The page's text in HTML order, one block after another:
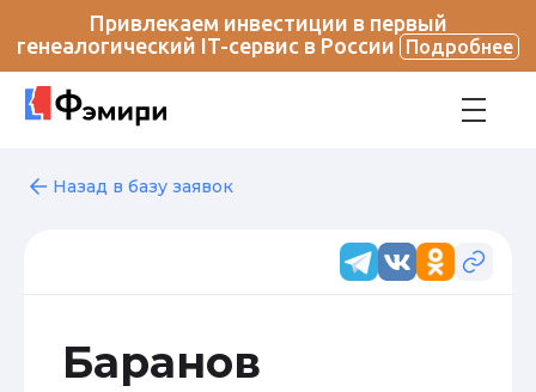
Привлекаем инвестиции в первый
генеалогический IT-сервис в России
Подробнее
Назад в базу заявок
Баранов